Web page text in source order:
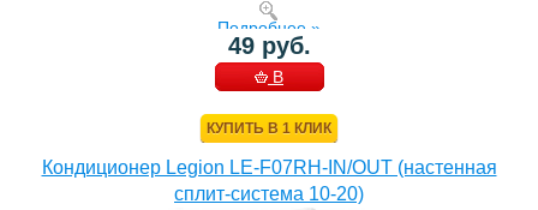
Подробнее »
49 руб.
В
КУПИТЬ В 1 КЛИК
Кондиционер Legion LE-F07RH-IN/OUT (настенная
сплит-система 10-20)